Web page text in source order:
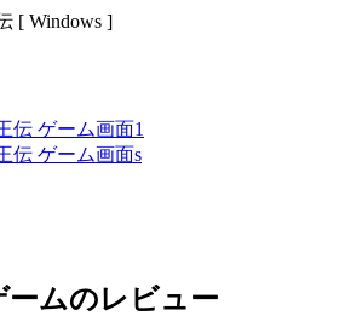
[ Windows ]
ームのレビュー